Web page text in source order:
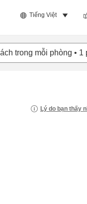
Tiếng Việt
trong mỗi phòng • 1
Lý do bạn thấy